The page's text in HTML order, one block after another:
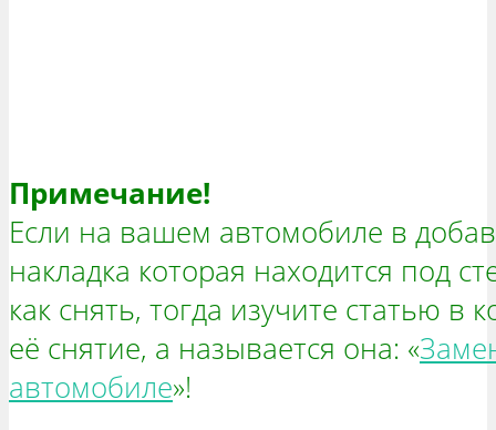
Примечание!
Если на вашем автомобиле в
накладка которая находится под
как снять, тогда изучите статью
её снятие, а называется она: «
автомобиле»!